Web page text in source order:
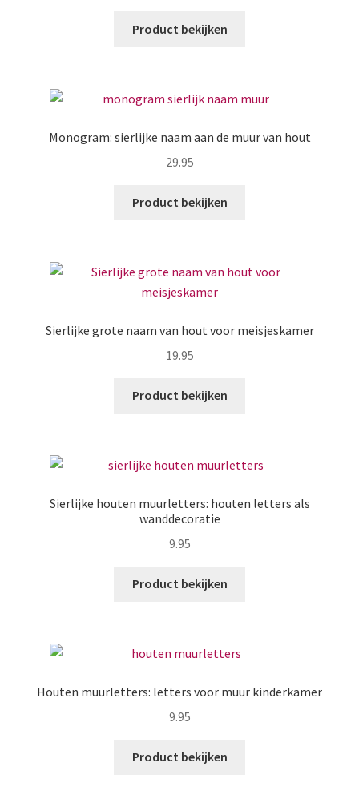
Product bekijken
Monogram: sierlijke naam aan de muur van hout
29.95
Product bekijken
Sierlijke grote naam van hout voor meisjeskamer
19.95
Product bekijken
Sierlijke houten muurletters: houten letters als
wanddecoratie
9.95
Product bekijken
Houten muurletters: letters voor muur kinderkamer
9.95
Product bekijken